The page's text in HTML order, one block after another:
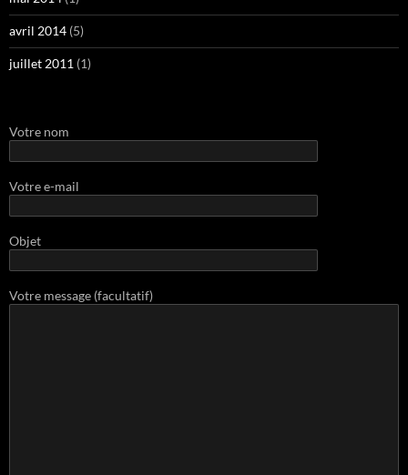
avril 2014 (5)
juillet 2011 (1)
Votre nom
Votre e-mail
Objet
Votre message (facultatif)